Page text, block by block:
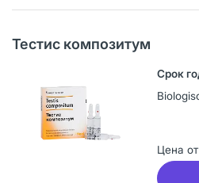
Тестис композитум
Цена от